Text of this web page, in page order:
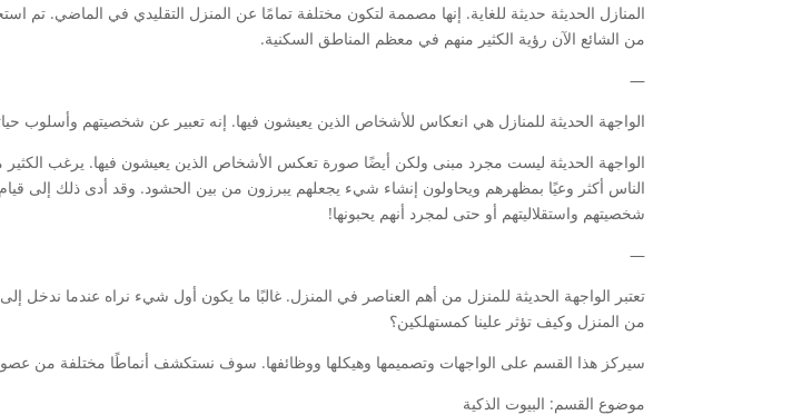
المنازل الحديثة حديثة للغاية. إنها مصممة لتكون مختلفة تمامًا عن المنزل التقليدي في الماضي.
من الشائع الآن رؤية الكثير منهم في معظم المناطق السكنية.
—
الواجهة الحديثة للمنازل هي انعكاس للأشخاص الذين يعيشون فيها. إنه تعبير عن شخصيتهم وأسلوب
الواجهة الحديثة ليست مجرد مبنى ولكن أيضًا صورة تعكس الأشخاص الذين يعيشون فيها. يرغب
الناس أكثر وعيًا بمظهرهم ويحاولون إنشاء شيء يجعلهم يبرزون من بين الحشود. وقد أدى ذلك إلى
شخصيتهم واستقلاليتهم أو حتى لمجرد أنهم يحبونها!
—
تعتبر الواجهة الحديثة للمنزل من أهم العناصر في المنزل. غالبًا ما يكون أول شيء نراه عندما
من المنزل وكيف تؤثر علينا كمستهلكين؟
سيركز هذا القسم على الواجهات وتصميمها وهيكلها ووظائفها. سوف نستكشف أنماطًا مختلفة من
موضوع القسم: البيوت الذكية